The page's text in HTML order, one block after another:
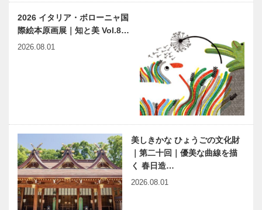
of Wine and
Roses
ROTO
音楽のあるま
ち♬24 神
戸モーツァル
トクラブ
兵庫県医師会
の「みんなの
医療社会学」
第一〇七回
harmony（は
ーもにぃ）
2026 イタリア・ボローニャ国
際絵本原画展｜知と美 Vol.8…
2026.08.01
美しきかな ひょうごの文化財
｜第二十回｜優美な曲線を描
く 春日造…
2026.08.01